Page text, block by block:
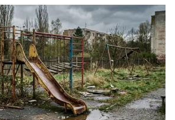
firem na nejvyšší úrovně za